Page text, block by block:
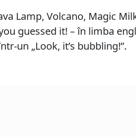
Lamp, Volcano, Magic
guessed it! – în limba
un „Look, it’s bubbling!”.